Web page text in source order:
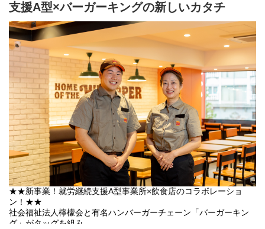
支援A型×バーガーキングの新しいカタチ
★★新事業！就労継続支援A型事業所×飲食店のコラボレーショ
ン！★★
社会福祉法人檸檬会と有名ハンバーガーチェーン「バーガーキン
グ」がタッグを組み、